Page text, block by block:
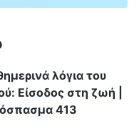
λόγια του
Είσοδος στη ζωή |
413